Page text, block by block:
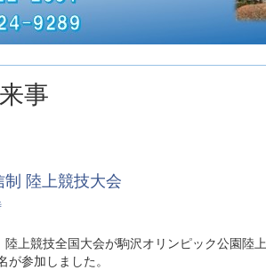
事
陸上競技大会
上競技全国大会が駒沢オリンピック公園陸
参加しました。